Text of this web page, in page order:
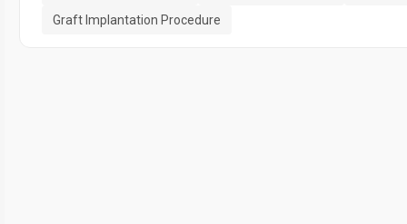
Graft Implantation Procedure